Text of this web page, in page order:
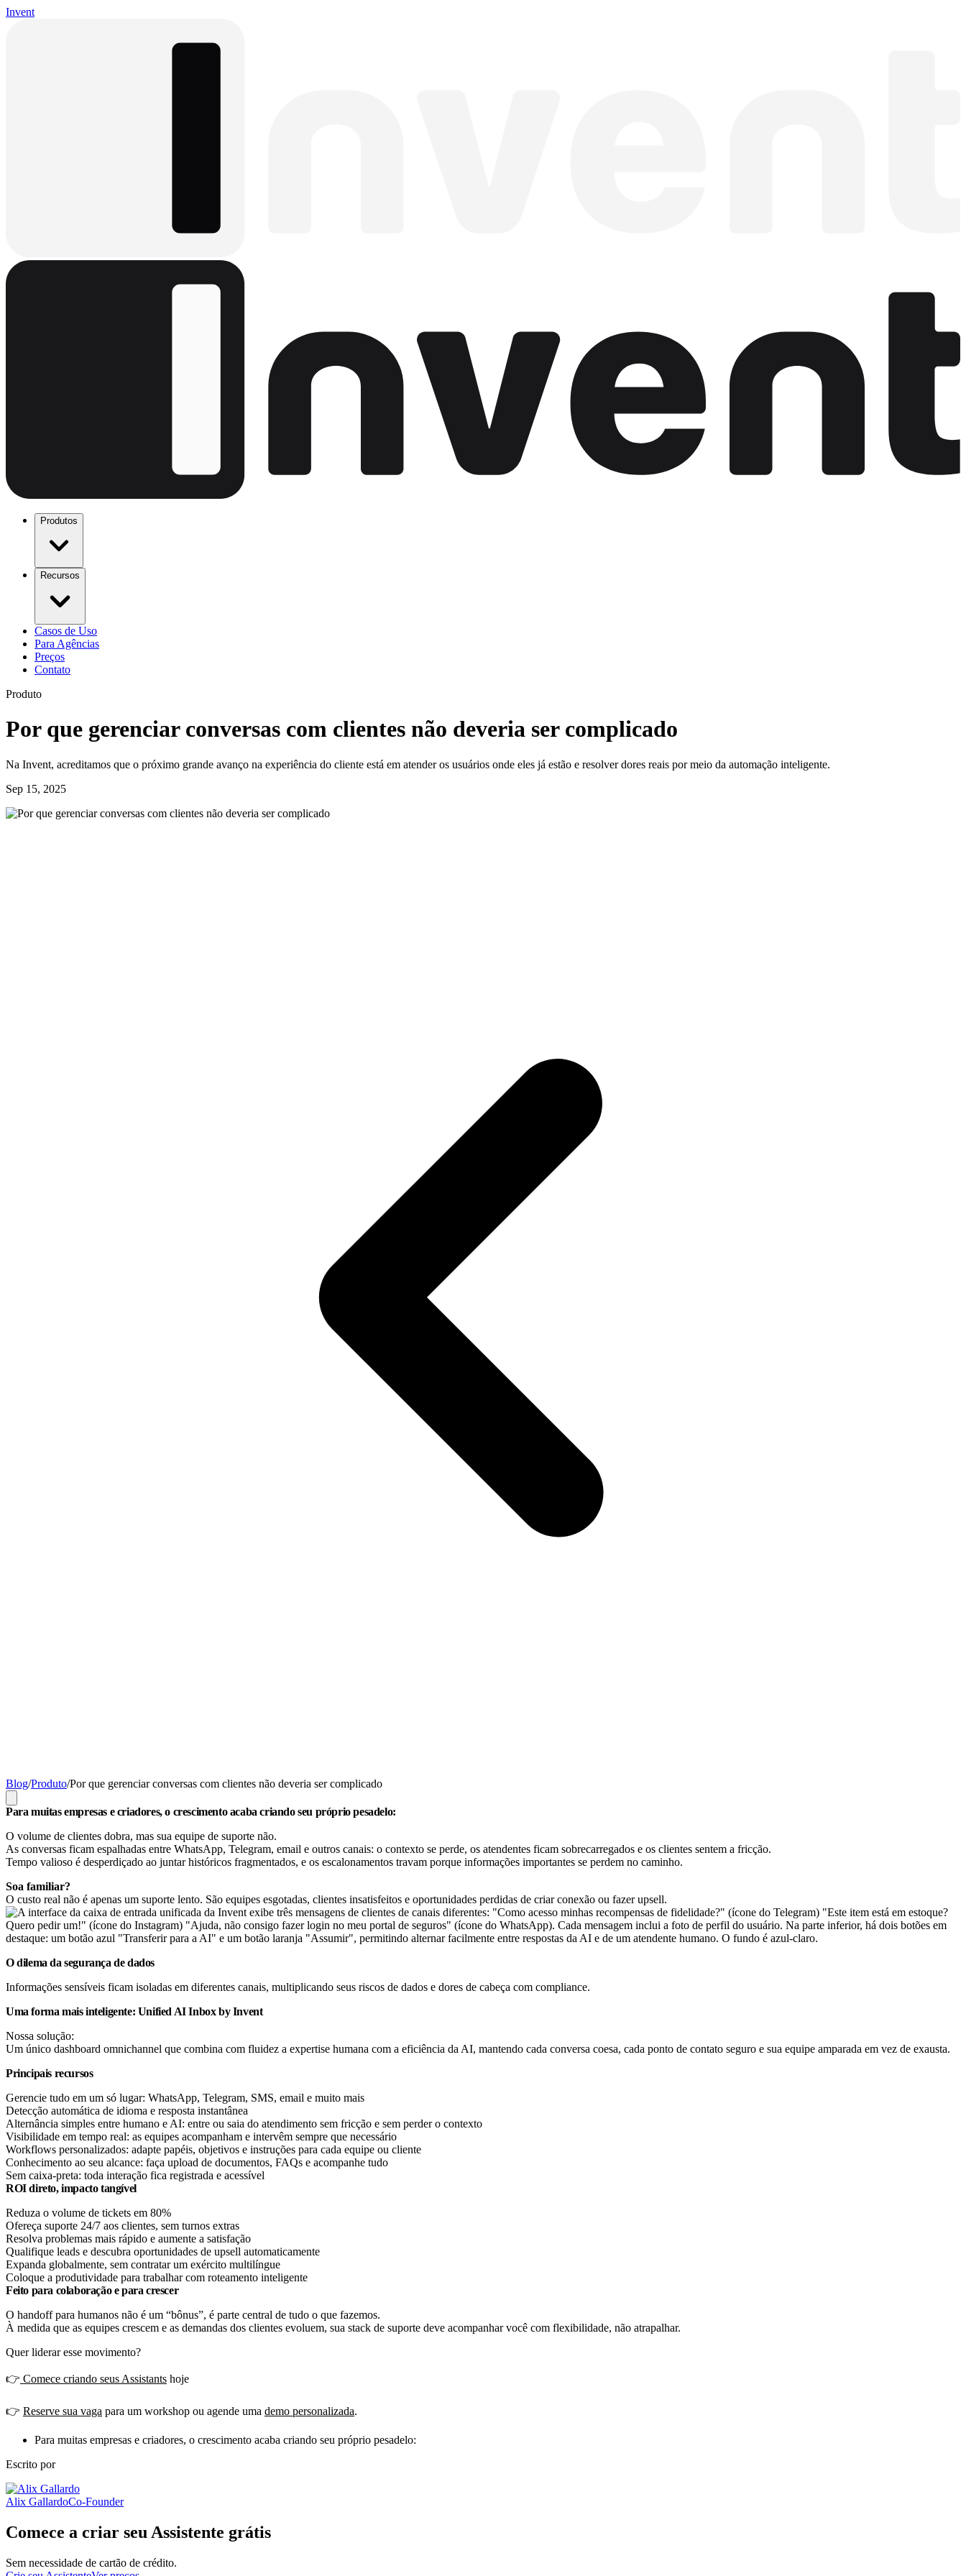
Invent
Produtos
Recursos
Casos de Uso
Para Agências
Preços
Contato
Produto
Por que gerenciar conversas com clientes não deveria ser complicado
Na Invent, acreditamos que o próximo grande avanço na experiência do cliente está em atender os usuários onde eles já estão e resolver dores reais por meio da automação inteligente.
Sep 15, 2025
Blog/Produto/Por que gerenciar conversas com clientes não deveria ser complicado
Para muitas empresas e criadores, o crescimento acaba criando seu próprio pesadelo:
O volume de clientes dobra, mas sua equipe de suporte não.
As conversas ficam espalhadas entre WhatsApp, Telegram, email e outros canais: o contexto se perde, os atendentes ficam sobrecarregados e os clientes sentem a fricção.
Tempo valioso é desperdiçado ao juntar históricos fragmentados, e os escalonamentos travam porque informações importantes se perdem no caminho.
Soa familiar?
O custo real não é apenas um suporte lento. São equipes esgotadas, clientes insatisfeitos e oportunidades perdidas de criar conexão ou fazer upsell.
O dilema da segurança de dados
Informações sensíveis ficam isoladas em diferentes canais, multiplicando seus riscos de dados e dores de cabeça com compliance.
Uma forma mais inteligente: Unified AI Inbox by Invent
Nossa solução:
Um único dashboard omnichannel que combina com fluidez a expertise humana com a eficiência da AI, mantendo cada conversa coesa, cada ponto de contato seguro e sua equipe amparada em vez de exausta.
Principais recursos
Gerencie tudo em um só lugar: WhatsApp, Telegram, SMS, email e muito mais
Detecção automática de idioma e resposta instantânea
Alternância simples entre humano e AI: entre ou saia do atendimento sem fricção e sem perder o contexto
Visibilidade em tempo real: as equipes acompanham e intervêm sempre que necessário
Workflows personalizados: adapte papéis, objetivos e instruções para cada equipe ou cliente
Conhecimento ao seu alcance: faça upload de documentos, FAQs e acompanhe tudo
Sem caixa-preta: toda interação fica registrada e acessível
ROI direto, impacto tangível
Reduza o volume de tickets em 80%
Ofereça suporte 24/7 aos clientes, sem turnos extras
Resolva problemas mais rápido e aumente a satisfação
Qualifique leads e descubra oportunidades de upsell automaticamente
Expanda globalmente, sem contratar um exército multilíngue
Coloque a produtividade para trabalhar com roteamento inteligente
Feito para colaboração e para crescer
O handoff para humanos não é um “bônus”, é parte central de tudo o que fazemos.
À medida que as equipes crescem e as demandas dos clientes evoluem, sua stack de suporte deve acompanhar você com flexibilidade, não atrapalhar.
Quer liderar esse movimento?
👉 Comece criando seus Assistants hoje
👉 Reserve sua vaga para um workshop ou agende uma demo personalizada.
Para muitas empresas e criadores, o crescimento acaba criando seu próprio pesadelo:
Escrito por
Alix GallardoCo-Founder
Comece a criar seu Assistente grátis
Sem necessidade de cartão de crédito.